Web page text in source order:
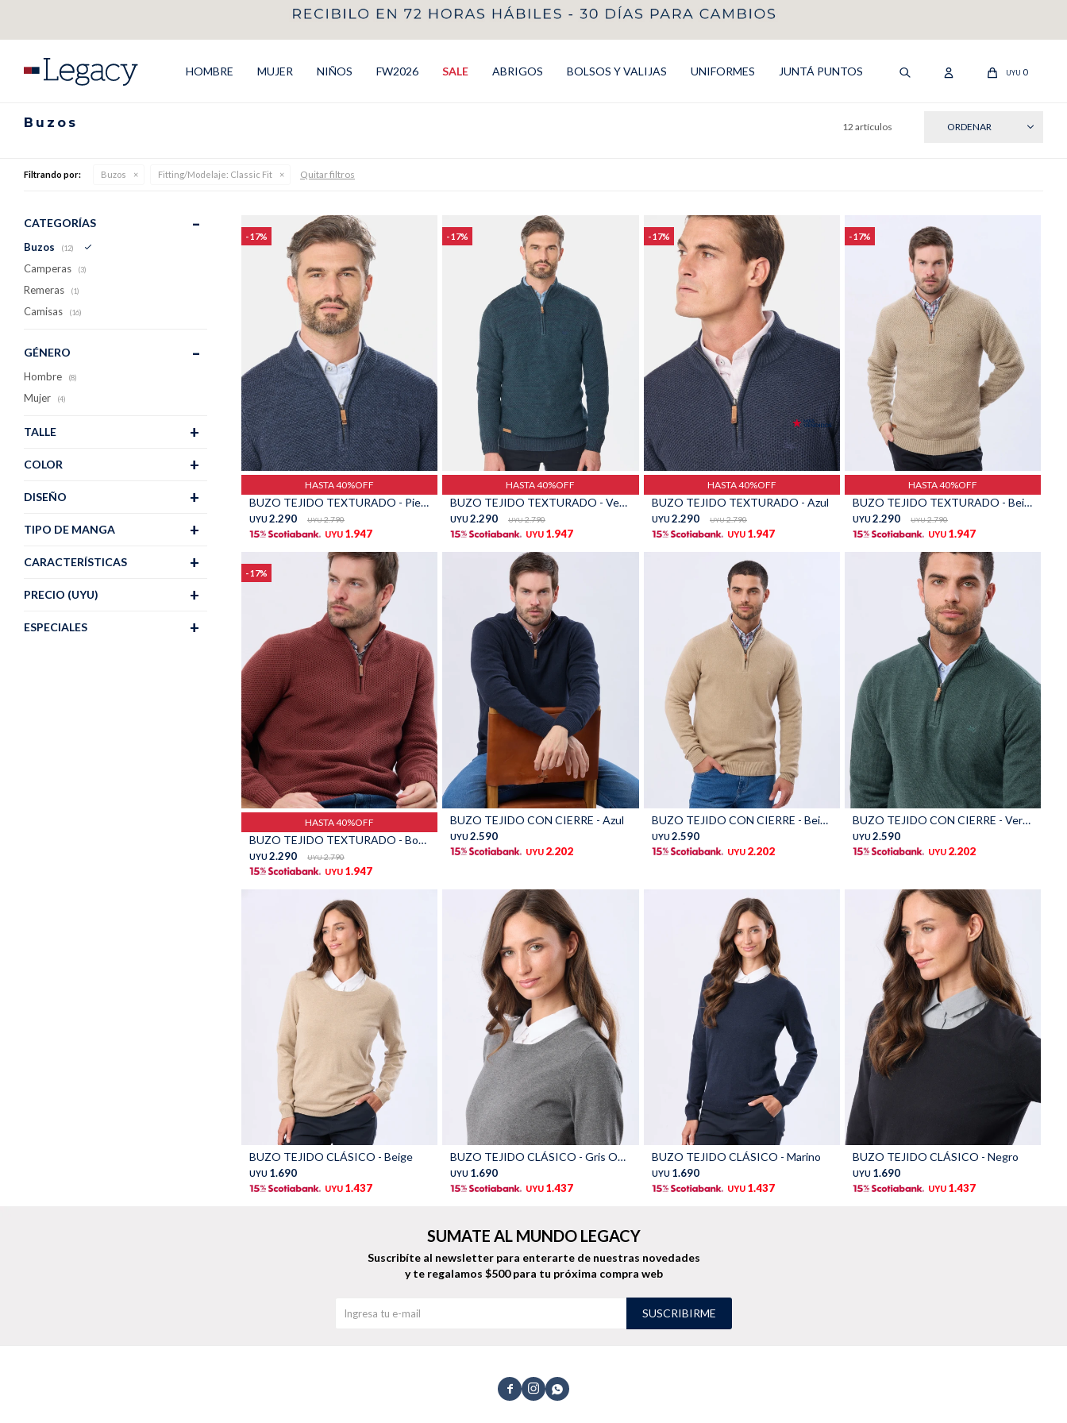
HOMBRE MUJER NIÑOS FW2026 SALE ABRIGOS BOLSOS Y VALIJAS UNIFORMES JUNTÁ PUNTOS UYU 0
Buzos 12 artículos
Filtrando por: Buzos Fitting/Modelaje: Classic Fit Quitar filtros
17
Talle
HASTA 40%OFF
BUZO TEJIDO TEXTURADO - Piedra
UYU 2.290 UYU 2.790
UYU 1.947
17
HASTA 40%OFF
BUZO TEJIDO TEXTURADO - Verde
UYU 2.290 UYU 2.790
UYU 1.947
17
Talle
HASTA 40%OFF
BUZO TEJIDO TEXTURADO - Azul
UYU 2.290 UYU 2.790
UYU 1.947
17
HASTA 40%OFF
BUZO TEJIDO TEXTURADO - Beige
UYU 2.290 UYU 2.790
UYU 1.947
17
Talle
HASTA 40%OFF
BUZO TEJIDO TEXTURADO - Bordo
UYU 2.290 UYU 2.790
UYU 1.947
Talle
BUZO TEJIDO CON CIERRE - Azul
UYU 2.590
UYU 2.202
BUZO TEJIDO CON CIERRE - Beige
UYU 2.590
UYU 2.202
Talle
BUZO TEJIDO CON CIERRE - Verde
UYU 2.590
UYU 2.202
BUZO TEJIDO CLÁSICO - Beige
UYU 1.690
UYU 1.437
Talle
BUZO TEJIDO CLÁSICO - Gris Oscuro
UYU 1.690
UYU 1.437
BUZO TEJIDO CLÁSICO - Marino
UYU 1.690
UYU 1.437
Talle
BUZO TEJIDO CLÁSICO - Negro
UYU 1.690
UYU 1.437
GÉNERO
Hombre (8)
Mujer (4)
CATEGORÍAS
Buzos (12)
Camperas (3)
Remeras (1)
Camisas (16)
CARACTERÍSTICAS
TALLE
PRECIO (UYU)
ESPECIALES
COLOR
DISEÑO
TIPO DE MANGA
  
SUMATE AL MUNDO LEGACY
Suscribíte al newsletter para enterarte de nuestras novedades
y te regalamos $500 para tu próxima compra web
SUSCRIBIRME